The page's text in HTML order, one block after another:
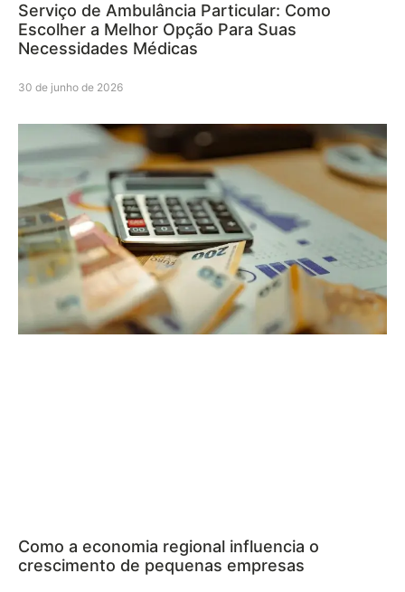
Serviço de Ambulância Particular: Como
Escolher a Melhor Opção Para Suas
Necessidades Médicas
30 de junho de 2026
Como a economia regional influencia o
crescimento de pequenas empresas